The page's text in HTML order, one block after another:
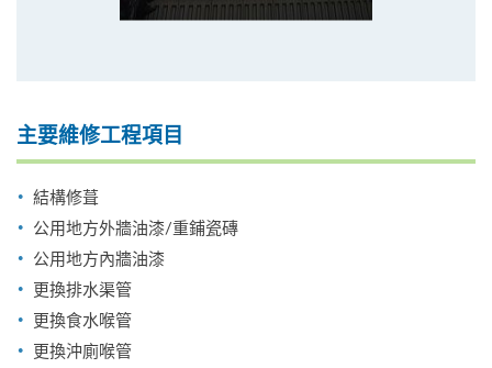
主要維修工程項目
結構修葺
公用地方外牆油漆/重鋪瓷磚
公用地方內牆油漆
更換排水渠管
更換食水喉管
更換沖廁喉管